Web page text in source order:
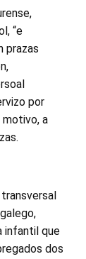
“e
prazas
por
a
infantil que
dos